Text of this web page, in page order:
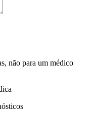
não para um médico